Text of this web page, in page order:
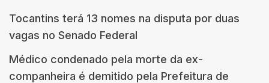
Tocantins terá 13 nomes na disputa por duas
vagas no Senado Federal
Médico condenado pela morte da ex-
companheira é demitido pela Prefeitura de